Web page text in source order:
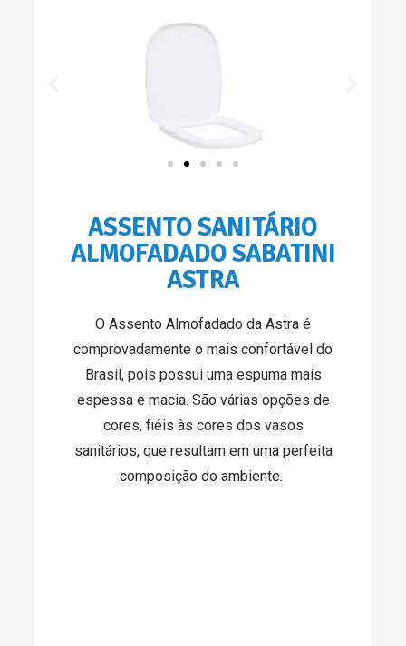
ASSENTO SANITÁRIO
ALMOFADADO SABATINI
ASTRA
O Assento Almofadado da Astra é
comprovadamente o mais confortável do
Brasil, pois possui uma espuma mais
espessa e macia. São várias opções de
cores, fiéis às cores dos vasos
sanitários, que resultam em uma perfeita
composição do ambiente.